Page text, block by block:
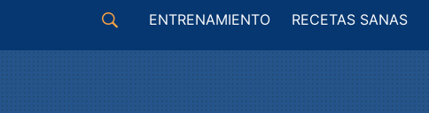
ENTRENAMIENTO RECETAS SANAS